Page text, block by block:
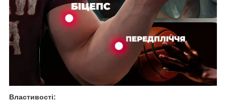
Властивості: